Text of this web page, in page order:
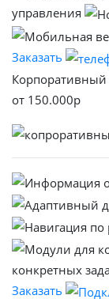
управления
Заказать
Корпоративный
от 150.000р
конкретных
Заказать